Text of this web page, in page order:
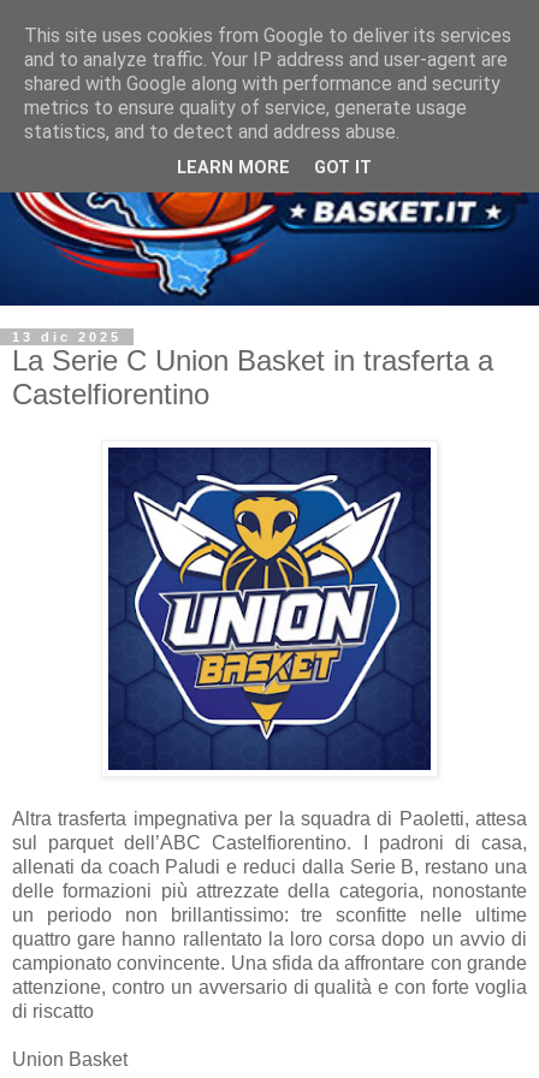
13 dic 2025
La Serie C Union Basket in trasferta a
Castelfiorentino
Altra trasferta impegnativa per la squadra di Paoletti, attesa
sul parquet dell’ABC Castelfiorentino. I padroni di casa,
allenati da coach Paludi e reduci dalla Serie B, restano una
delle formazioni più attrezzate della categoria, nonostante
un periodo non brillantissimo: tre sconfitte nelle ultime
quattro gare hanno rallentato la loro corsa dopo un avvio di
campionato convincente. Una sfida da affrontare con grande
attenzione, contro un avversario di qualità e con forte voglia
di riscatto
Union Basket
This site uses cookies from Google to deliver its services
and to analyze traffic. Your IP address and user-agent are
shared with Google along with performance and security
metrics to ensure quality of service, generate usage
statistics, and to detect and address abuse.
LEARN MORE GOT IT